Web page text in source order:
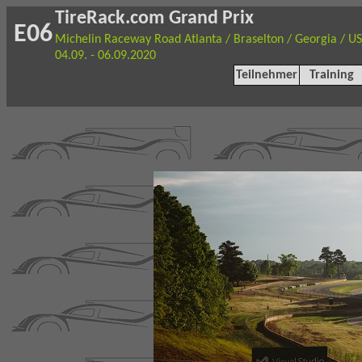
E06
TireRack.com Grand Prix
Michelin Raceway Road Atlanta / Braselton / Georgia /
04.09. - 06.09.2020
Teilnehmer
Training